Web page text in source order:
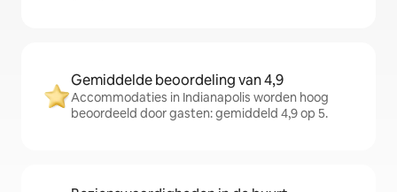
Gemiddelde beoordeling van 4,9
Accommodaties in Indianapolis worden hoog
beoordeeld door gasten: gemiddeld 4,9 op 5.